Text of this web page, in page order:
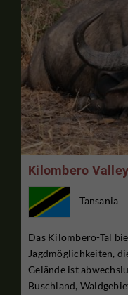
Kilombero
Tansania
Das Kilombero-Tal
Jagdmöglichkeiten,
Gelände ist
Buschland,